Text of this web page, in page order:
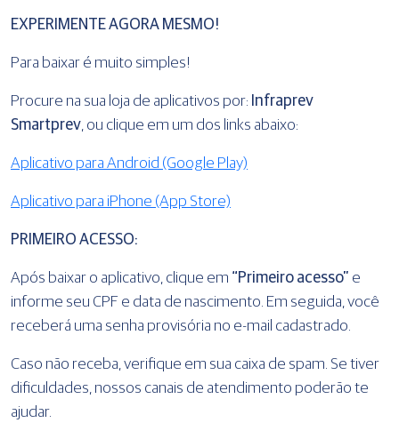
EXPERIMENTE AGORA MESMO!
Para baixar é muito simples!
Procure na sua loja de aplicativos por: Infraprev
Smartprev, ou clique em um dos links abaixo:
Aplicativo para Android (Google Play)
Aplicativo para iPhone (App Store)
PRIMEIRO ACESSO:
Após baixar o aplicativo, clique em “Primeiro acesso” e
informe seu CPF e data de nascimento. Em seguida, você
receberá uma senha provisória no e-mail cadastrado.
Caso não receba, verifique em sua caixa de spam. Se tiver
dificuldades, nossos canais de atendimento poderão te
ajudar.